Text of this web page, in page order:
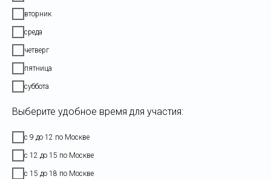
вторник
среда
четверг
пятница
суббота
Выберите удобное время для участия:
с 9 до 12 по Москве
с 12 до 15 по Москве
с 15 до 18 по Москве